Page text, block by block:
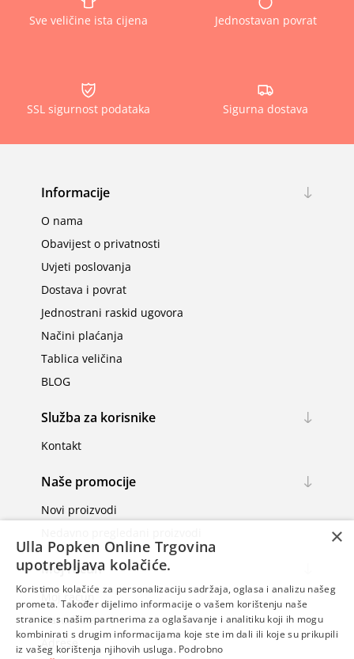
Sve veličine ista cijena Jednostavan povrat
SSL sigurnost podataka Sigurna dostava
Informacije
O nama
Obavijest o privatnosti
Uvjeti poslovanja
Dostava i povrat
Jednostrani raskid ugovora
Načini plaćanja
Tablica veličina
BLOG
Služba za korisnike
Kontakt
Naše promocije
Novi proizvodi
Moj račun
Moj račun
Narudžbe
Adrese
×
Ulla Popken Online Trgovina
upotrebljava kolačiće.
Koristimo kolačiće za personalizaciju sadržaja, oglasa i analizu našeg
prometa. Također dijelimo informacije o vašem korištenju naše
stranice s našim partnerima za oglašavanje i analitiku koji ih mogu
kombinirati s drugim informacijama koje ste im dali ili koje su prikupili
iz vašeg korištenja njihovih usluga. Podrobno